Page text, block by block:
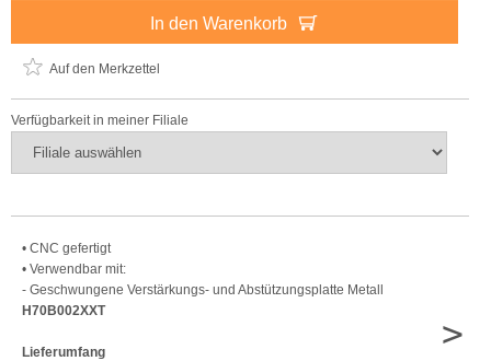
In den Warenkorb
Auf den Merkzettel
Verfügbarkeit in meiner Filiale
• CNC gefertigt
• Verwendbar mit:
- Geschwungene Verstärkungs- und Abstützungsplatte Metall
H70B002XXT
Lieferumfang
>